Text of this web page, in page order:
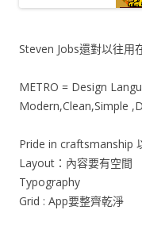
Steven Jobs還對以往用
METRO = Design
Modern,Clean,Simple
Pride in craftsmanship
Layout：內容要有空間
Typography
Grid : App要整齊乾淨